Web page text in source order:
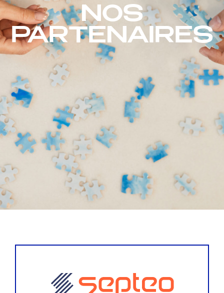
NOS
PARTENAIRES